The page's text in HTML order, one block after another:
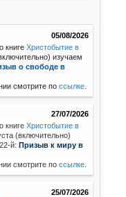
05/08/2026
книгеХристобытие в
изучаем
о свободе в
смотрите поссылке
27/07/2026
книгеХристобытие в
(включительно)
22-й:Призыв к миру в
смотрите поссылке
25/07/2026